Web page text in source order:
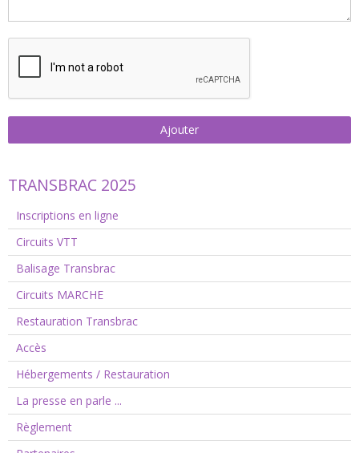
Ajouter
TRANSBRAC 2025
Inscriptions en ligne
Circuits VTT
Balisage Transbrac
Circuits MARCHE
Restauration Transbrac
Accès
Hébergements / Restauration
La presse en parle ...
Règlement